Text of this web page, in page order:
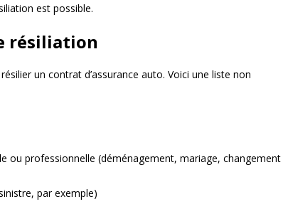
est possible.
résiliation
un contrat d’assurance auto. Voici une liste non
ou professionnelle (déménagement, mariage, changement
par exemple)